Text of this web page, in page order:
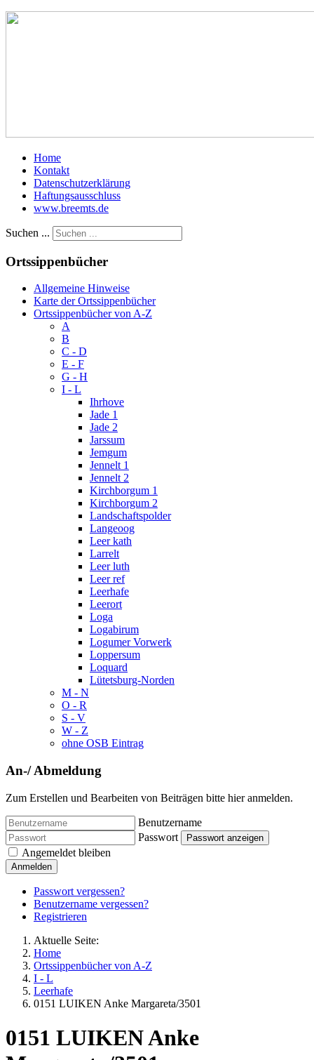
Home
Kontakt
Datenschutzerklärung
Haftungsausschluss
www.breemts.de
Suchen ...
Ortssippenbücher
Allgemeine Hinweise
Karte der Ortssippenbücher
Ortssippenbücher von A-Z
A
B
C - D
E - F
G - H
I - L
Ihrhove
Jade 1
Jade 2
Jarssum
Jemgum
Jennelt 1
Jennelt 2
Kirchborgum 1
Kirchborgum 2
Landschaftspolder
Langeoog
Leer kath
Larrelt
Leer luth
Leer ref
Leerhafe
Leerort
Loga
Logabirum
Logumer Vorwerk
Loppersum
Loquard
Lütetsburg-Norden
M - N
O - R
S - V
W - Z
ohne OSB Eintrag
An-/ Abmeldung
Zum Erstellen und Bearbeiten von Beiträgen bitte hier anmelden.
Benutzername
Passwort
Passwort anzeigen
Angemeldet bleiben
Anmelden
Passwort vergessen?
Benutzername vergessen?
Registrieren
Aktuelle Seite:
Home
Ortssippenbücher von A-Z
I - L
Leerhafe
0151 LUIKEN Anke Margareta/3501
0151 LUIKEN Anke